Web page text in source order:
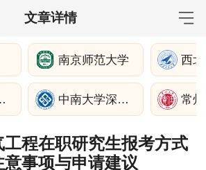
文章详情
招生政策 学制学费
报名流程
招生简章
南京师范大学
深圳 中南大学深圳研究院 常
工程在职研究生报考方式
事项与申请建议